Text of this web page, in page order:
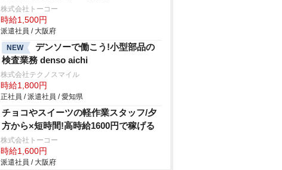
株式会社トーコー
時給1,500円
派遣社員 / 大阪府
NEW
デンソーで働こう!小型部品の
検査業務 denso aichi
株式会社テクノスマイル
時給1,800円
正社員 / 派遣社員 / 愛知県
チョコやスイーツの軽作業スタッフ/夕
方から×短時間!高時給1600円で稼げる
株式会社トーコー
時給1,600円
派遣社員 / 大阪府